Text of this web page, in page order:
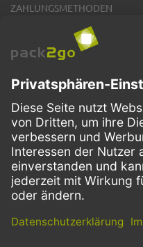
ZAHLUNGSMETHODEN
VERSANDARTEN
FacebookInstagramLinkedIn